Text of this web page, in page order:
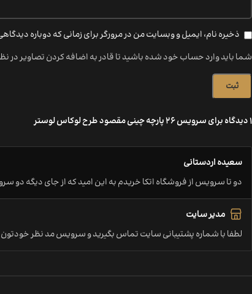
1 دیدگاه برای سرویس 26 پارچه چینی مقصود طرح لوکاس لوستر
سعیده اردستانی
دو تا سرویس از فروشگاه اتکا خریدم به این امید که از جای دیگه
مدیر سایت
لطفا با شماره پشتیبانی سایت تماس بگیرید و سرویس مد نظر خودتون
ذخیره نام، ایمیل و وبسایت من در مرورگر برای زمانی که دوباره
شما باید وارد حساب خود شده باشید تا قادر به اضافه کردن تصاویر در